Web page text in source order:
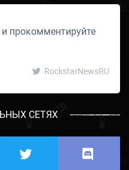
и прокомментируйте
RockstarNewsRU
СЕТЯХ